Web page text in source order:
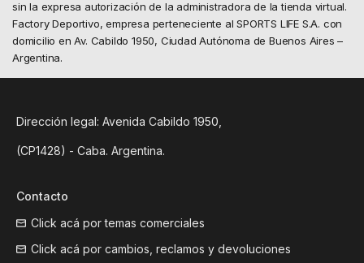
sin la expresa autorización de la administradora de la tienda virtual.
Factory Deportivo, empresa perteneciente al SPORTS LIFE S.A. con
domicilio en Av. Cabildo 1950, Ciudad Autónoma de Buenos Aires –
Argentina.
Dirección legal: Avenida Cabildo 1950,
(CP1428) - Caba. Argentina.
Contacto
Click acá por temas comerciales
Click acá por cambios, reclamos y devoluciones